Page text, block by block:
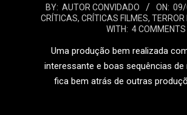
2014-
01-
BY: AUTOR CONVIDADO ON:
CRÍTICAS, CRÍTICAS FILMES, TERROR
WITH: 4 COMMENTS
Uma produção bem realizada
interessante e boas sequências de
fica bem atrás de outras